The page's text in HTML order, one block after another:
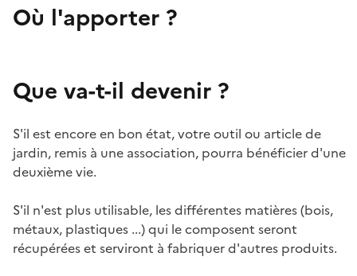
Où l'apporter ?
Que va-t-il devenir ?
S'il est encore en bon état, votre outil ou article de
jardin, remis à une association, pourra bénéficier d'une
deuxième vie.
S'il n'est plus utilisable, les différentes matières (bois,
métaux, plastiques ...) qui le composent seront
récupérées et serviront à fabriquer d'autres produits.